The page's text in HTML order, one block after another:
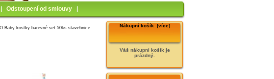
Odstoupení od smlouvy
Baby kostky barevné set 50ks stavebnice
Nákupní košík [více]
Váš nákupní košík je
prázdný.